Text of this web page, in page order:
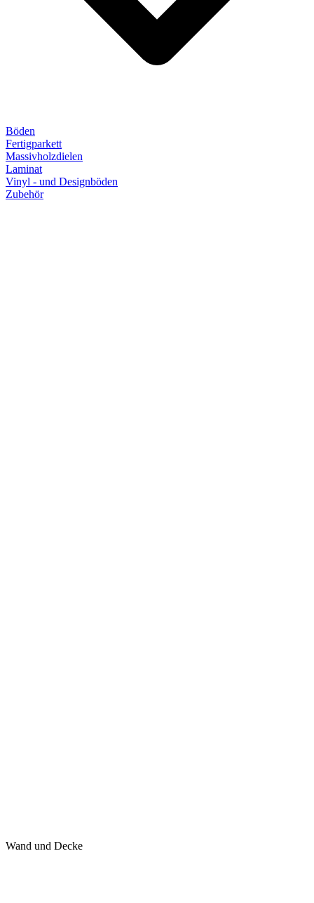
Böden
Fertigparkett
Massivholzdielen
Laminat
Vinyl - und Designböden
Zubehör
Wand und Decke